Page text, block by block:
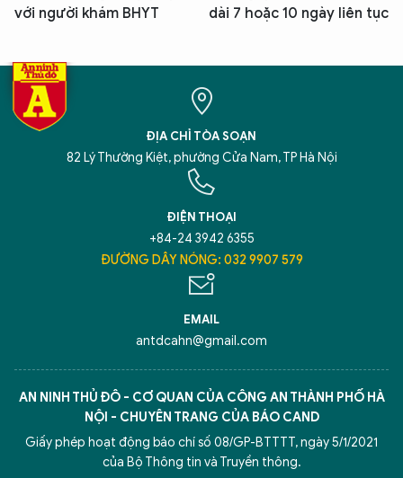
với người khám BHYT
dài 7 hoặc 10 ngày liên tục
ĐỊA CHỈ TÒA SOẠN
82 Lý Thường Kiệt, phường Cửa Nam, TP Hà Nội
ĐIỆN THOẠI
+84-24 3942 6355
ĐƯỜNG DÂY NÓNG: 032 9907 579
EMAIL
antdcahn@gmail.com
AN NINH THỦ ĐÔ - CƠ QUAN CỦA CÔNG AN THÀNH PHỐ HÀ
NỘI - CHUYÊN TRANG CỦA BÁO CAND
Giấy phép hoạt động báo chí số 08/GP-BTTTT, ngày 5/1/2021
của Bộ Thông tin và Truyền thông.